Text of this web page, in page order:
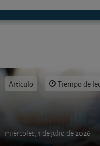
Artículo Tiempo de
miércoles, 1 de julio de 2026